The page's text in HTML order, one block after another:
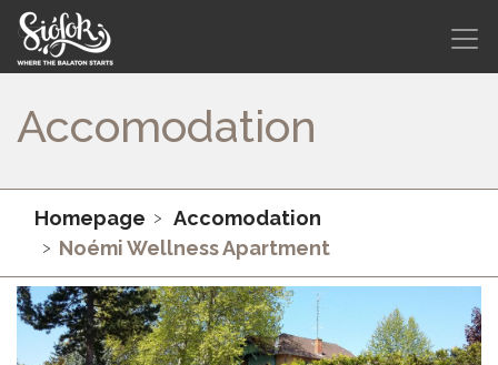
Accomodation
Homepage
Accomodation
Noémi Wellness Apartment